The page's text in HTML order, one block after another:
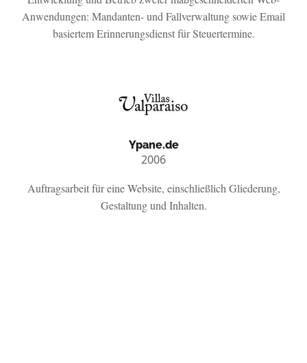
Anwendungen: Mandanten- und Fallverwaltung sowie Email
basiertem Erinnerungsdienst für Steuertermine.
Ypane.de
2006
Auftragsarbeit für eine Website, einschließlich Gliederung,
Gestaltung und Inhalten.